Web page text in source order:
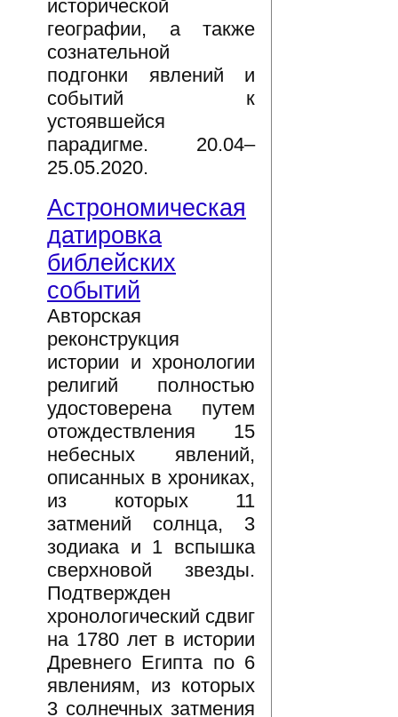
исторической
географии, а также
сознательной
подгонки явлений и
событий к
устоявшейся
парадигме. 20.04–
25.05.2020.
Астрономическая
датировка
библейских
событий
Авторская
реконструкция
истории и хронологии
религий полностью
удостоверена путем
отождествления 15
небесных явлений,
описанных в хрониках,
из которых 11
затмений солнца, 3
зодиака и 1 вспышка
сверхновой звезды.
Подтвержден
хронологический сдвиг
на 1780 лет в истории
Древнего Египта по 6
явлениям, из которых
3 солнечных затмения